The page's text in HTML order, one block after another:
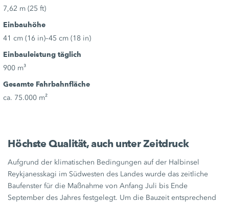
7,62 m (25 ft)
Einbauhöhe
41 cm (16 in)–45 cm (18 in)
Einbauleistung täglich
900 m³
Gesamte Fahrbahnfläche
ca. 75.000 m²
Höchste Qualität, auch unter Zeitdruck
Aufgrund der klimatischen Bedingungen auf der Halbinsel
Reykjanesskagi im Südwesten des Landes wurde das zeitliche
Baufenster für die Maßnahme von Anfang Juli bis Ende
September des Jahres festgelegt. Um die Bauzeit entsprechend